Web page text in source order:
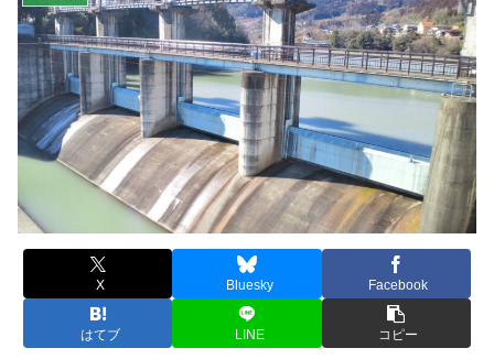
X Bluesky Facebook
はてブ LINE コピー